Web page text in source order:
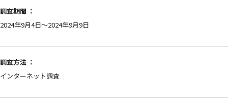
調査期間 ：
2024年9月4日～2024年9月9日
調査方法 ：
インターネット調査